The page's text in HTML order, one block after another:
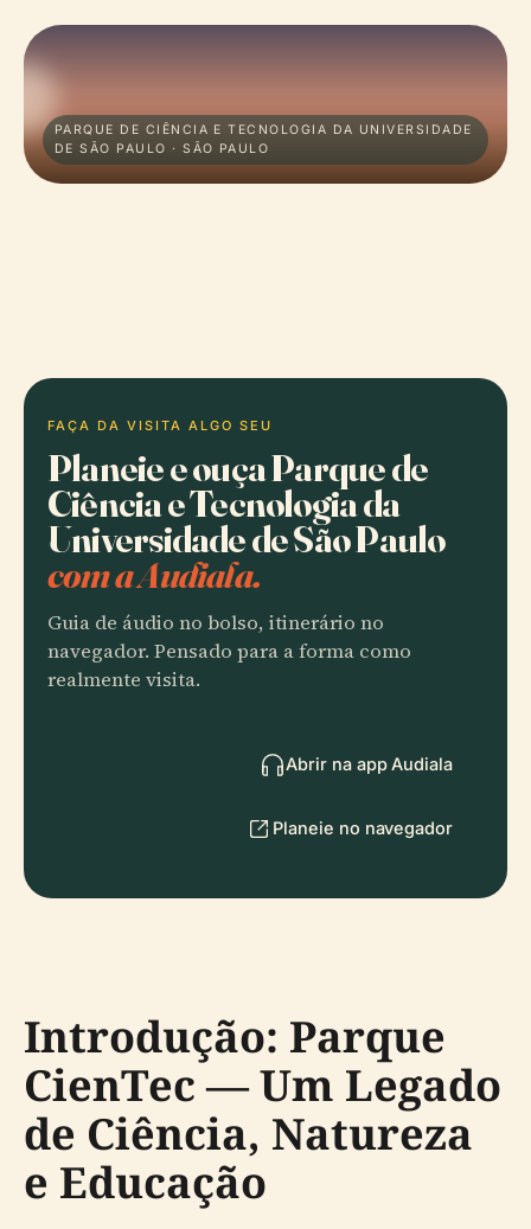
PARQUE DE CIÊNCIA E TECNOLOGIA DA UNIVERSIDADE
DE SÃO PAULO · SÃO PAULO
FAÇA DA VISITA ALGO SEU
Planeie e ouça Parque de
Ciência e Tecnologia da
Universidade de São Paulo
com a Audiala.
Guia de áudio no bolso, itinerário no
navegador. Pensado para a forma como
realmente visita.
Abrir na app Audiala
Planeie no navegador
Introdução: Parque
CienTec — Um Legado
de Ciência, Natureza
e Educação